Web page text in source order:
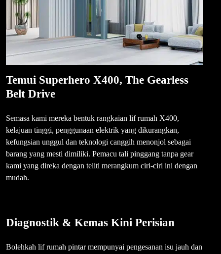
Temui Superhero X400, The Gearless
Belt Drive
Semasa kami mereka bentuk rangkaian lif rumah X400,
kelajuan tinggi, penggunaan elektrik yang dikurangkan,
kefungsian unggul dan teknologi canggih menonjol sebagai
barang yang mesti dimiliki. Pemacu tali pinggang tanpa gear
kami yang direka dengan teliti merangkum ciri-ciri ini dengan
mudah.
Diagnostik & Kemas Kini Perisian
Bolehkah lif rumah pintar mempunyai pengesanan isu jauh dan